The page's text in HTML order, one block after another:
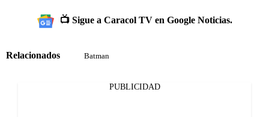
📺 Sigue a Caracol TV en Google Noticias.
Relacionados Batman
PUBLICIDAD